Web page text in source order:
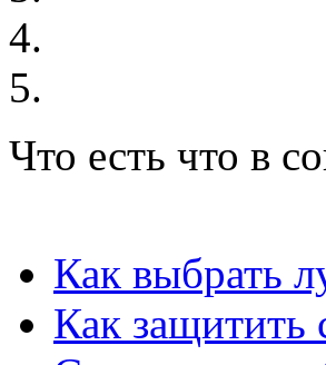
Что есть что в
Как выбрать
Как защитить